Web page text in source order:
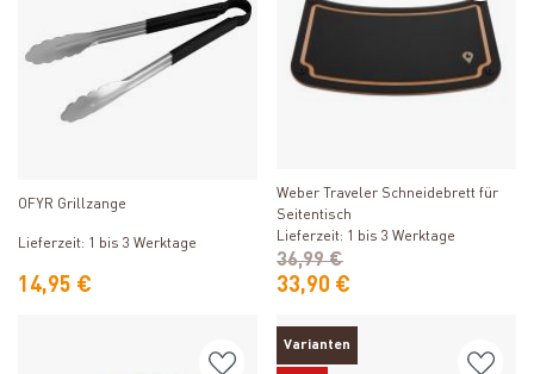
OFYR Grillzange
Lieferzeit: 1 bis 3 Werktage
14,95 €
Weber Traveler Schneidebrett für
Seitentisch
Lieferzeit: 1 bis 3 Werktage
33,90 €
36,99 €
Varianten